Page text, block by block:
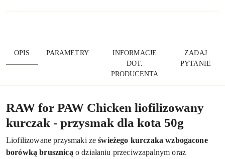
OPIS PARAMETRY
INFORMACJE
DOT.
PRODUCENTA
ZADAJ
PYTANIE
RAW for PAW Chicken liofilizowany
kurczak - przysmak dla kota 50g
Liofilizowane przysmaki ześwieżego kurczaka wzbogacone
borówką brusznicą o działaniu przeciwzapalnym oraz